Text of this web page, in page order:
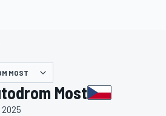
MOST
Most
2025